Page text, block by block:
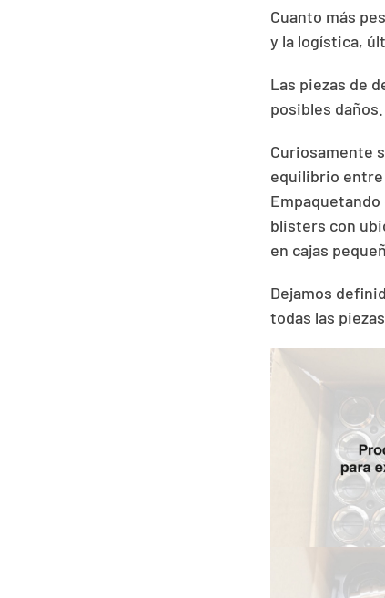
Cuanto más
y la logística,
Las piezas de
posibles daños.
Curiosamente
equilibrio entre
blisters con
en cajas
Dejamos
todas las piezas.